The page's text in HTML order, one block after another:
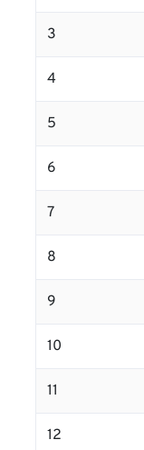
3
4
5
6
7
8
9
10
11
12